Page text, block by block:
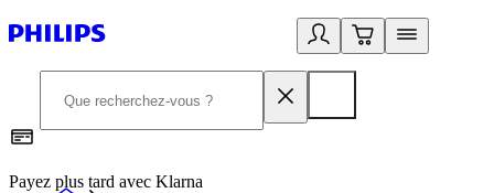
Payez plus tard avec Klarna